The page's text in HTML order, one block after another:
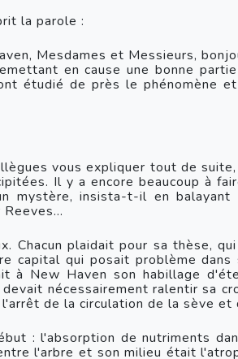
la parole :
Mesdames et Messieurs,
en cause une bonne
étudié de près le phénomène et
vous expliquer tout de
Il y a encore beaucoup à
mystère, insista-t-il en balayant
Chacun plaidait pour sa thèse,
capital qui posait problème dans
à New Haven son habillage
nécessairement ralentir sa
de la circulation de la sève et
: l'absorption de nutriments
l'arbre et son milieu était